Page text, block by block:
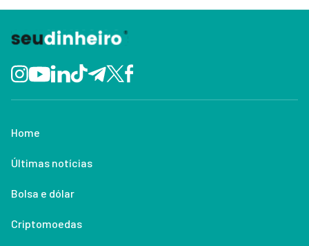
Home
Últimas notícias
Bolsa e dólar
Criptomoedas